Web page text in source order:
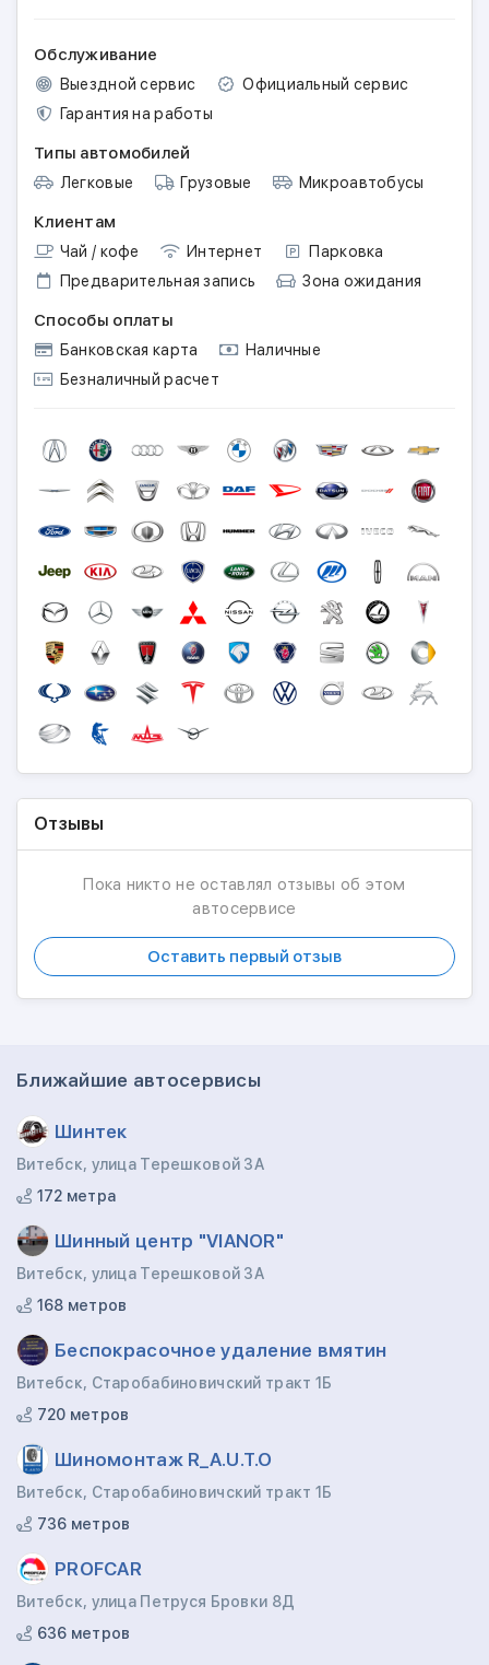
Обслуживание
Выездной сервис
Официальный сервис
Гарантия на работы
Типы автомобилей
Легковые Грузовые Микроавтобусы
Клиентам
Чай / кофе Интернет
Парковка
Предварительная запись
Зона ожидания
Способы оплаты
Банковская карта
Наличные
Безналичный расчет
Отзывы
Пока никто не оставлял отзывы об этом
автосервисе
Оставить первый отзыв
Ближайшие автосервисы
Шинтек
Витебск, улица Терешковой 3А
172 метра
Шинный центр "VIANOR"
Витебск, улица Терешковой 3А
168 метров
Беспокрасочное удаление вмятин
Витебск, Старобабиновичский тракт 1Б
720 метров
Шиномонтаж R_A.U.T.O
Витебск, Старобабиновичский тракт 1Б
736 метров
PROFCAR
Витебск, улица Петруся Бровки 8Д
636 метров